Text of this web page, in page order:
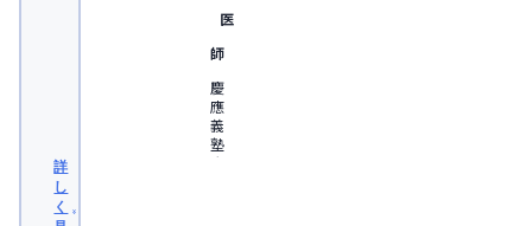
医
師
慶
應
義
塾
大
詳
し
く